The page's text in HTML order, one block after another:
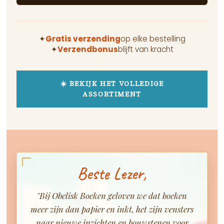
✦Gratis verzendingop elke bestelling
✦Verzendbonusblijft van kracht
☀️ BEKIJK HET VOLLEDIGE
ASSORTIMENT
Beste Lezer,
"Bij Obelisk Boeken geloven we dat boeken
meer zijn dan papier en inkt, het zijn vensters